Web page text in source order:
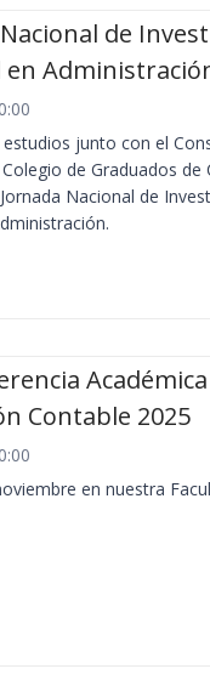
de
en
junto con el
de Graduados
Nacional de
Contable 2025
en nuestra